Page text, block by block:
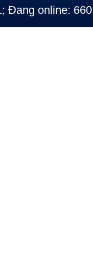
Đang online: 660